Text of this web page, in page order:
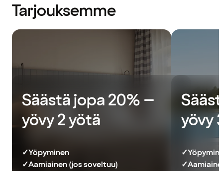
Tarjouksemme
Säästä jopa 20% –
yövy 2 yötä
✓Yöpyminen
✓Aamiainen (jos soveltuu)
yövy
✓
✓